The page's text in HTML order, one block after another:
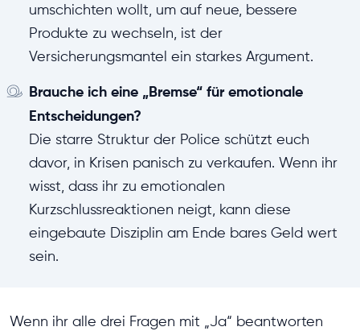
umschichten wollt, um auf neue, bessere
Produkte zu wechseln, ist der
Versicherungsmantel ein starkes Argument.
Brauche ich eine „Bremse“ für emotionale
Entscheidungen?
Die starre Struktur der Police schützt euch
davor, in Krisen panisch zu verkaufen. Wenn ihr
wisst, dass ihr zu emotionalen
Kurzschlussreaktionen neigt, kann diese
eingebaute Disziplin am Ende bares Geld wert
sein.
Wenn ihr alle drei Fragen mit „Ja“ beantworten